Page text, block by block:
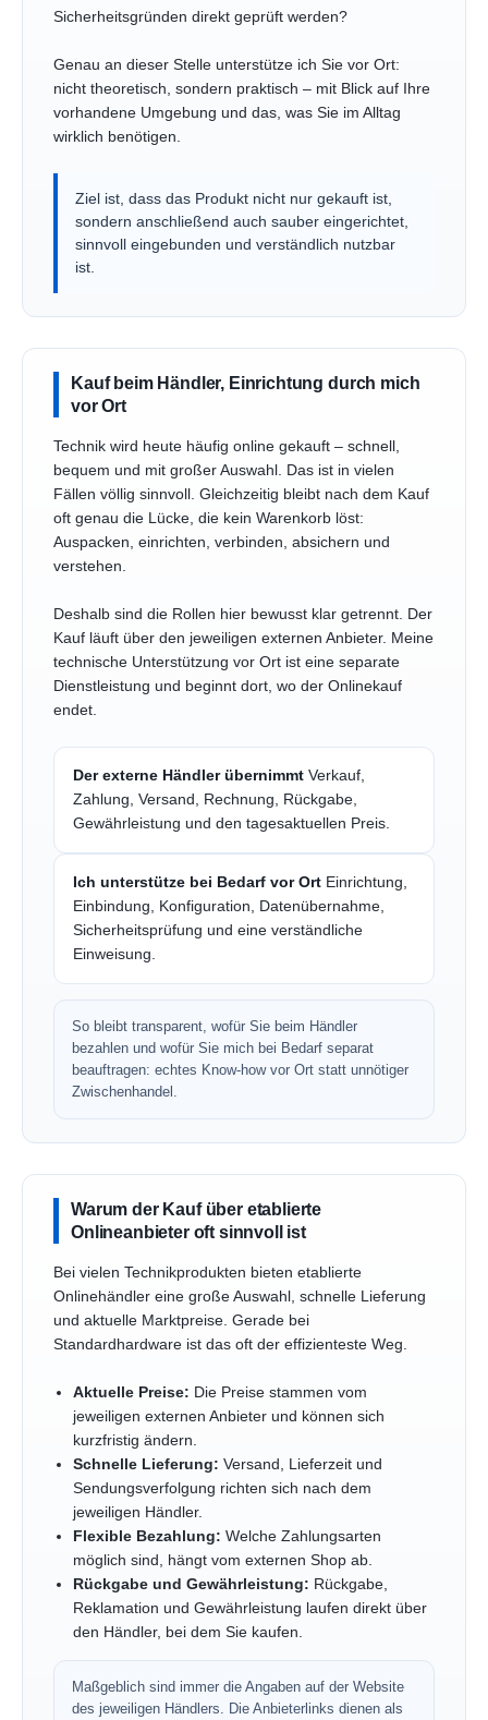
Sicherheitsgründen direkt geprüft werden?
Genau an dieser Stelle unterstütze ich Sie vor Ort:
nicht theoretisch, sondern praktisch – mit Blick auf Ihre
vorhandene Umgebung und das, was Sie im Alltag
wirklich benötigen.
Ziel ist, dass das Produkt nicht nur gekauft ist,
sondern anschließend auch sauber eingerichtet,
sinnvoll eingebunden und verständlich nutzbar
ist.
Kauf beim Händler, Einrichtung durch mich
vor Ort
Technik wird heute häufig online gekauft – schnell,
bequem und mit großer Auswahl. Das ist in vielen
Fällen völlig sinnvoll. Gleichzeitig bleibt nach dem Kauf
oft genau die Lücke, die kein Warenkorb löst:
Auspacken, einrichten, verbinden, absichern und
verstehen.
Deshalb sind die Rollen hier bewusst klar getrennt. Der
Kauf läuft über den jeweiligen externen Anbieter. Meine
technische Unterstützung vor Ort ist eine separate
Dienstleistung und beginnt dort, wo der Onlinekauf
endet.
Der externe Händler übernimmt Verkauf,
Zahlung, Versand, Rechnung, Rückgabe,
Gewährleistung und den tagesaktuellen Preis.
Ich unterstütze bei Bedarf vor Ort Einrichtung,
Einbindung, Konfiguration, Datenübernahme,
Sicherheitsprüfung und eine verständliche
Einweisung.
So bleibt transparent, wofür Sie beim Händler
bezahlen und wofür Sie mich bei Bedarf separat
beauftragen: echtes Know-how vor Ort statt unnötiger
Zwischenhandel.
Warum der Kauf über etablierte
Onlineanbieter oft sinnvoll ist
Bei vielen Technikprodukten bieten etablierte
Onlinehändler eine große Auswahl, schnelle Lieferung
und aktuelle Marktpreise. Gerade bei
Standardhardware ist das oft der effizienteste Weg.
Aktuelle Preise: Die Preise stammen vom
jeweiligen externen Anbieter und können sich
kurzfristig ändern.
Schnelle Lieferung: Versand, Lieferzeit und
Sendungsverfolgung richten sich nach dem
jeweiligen Händler.
Flexible Bezahlung: Welche Zahlungsarten
möglich sind, hängt vom externen Shop ab.
Rückgabe und Gewährleistung: Rückgabe,
Reklamation und Gewährleistung laufen direkt über
den Händler, bei dem Sie kaufen.
Maßgeblich sind immer die Angaben auf der Website
des jeweiligen Händlers. Die Anbieterlinks dienen als